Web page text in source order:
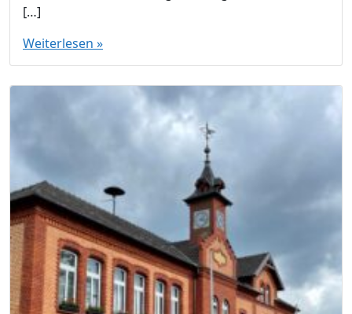
[…]
Weiterlesen »